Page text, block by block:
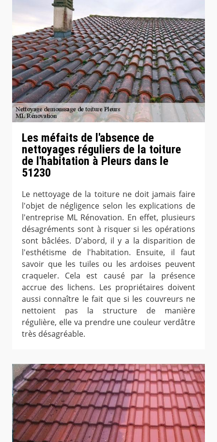
Les méfaits de l'absence de
nettoyages réguliers de la toiture
de l'habitation à Pleurs dans le
51230
Le nettoyage de la toiture ne doit jamais faire
l'objet de négligence selon les explications de
l'entreprise ML Rénovation. En effet, plusieurs
désagréments sont à risquer si les opérations
sont bâclées. D'abord, il y a la disparition de
l'esthétisme de l'habitation. Ensuite, il faut
savoir que les tuiles ou les ardoises peuvent
craqueler. Cela est causé par la présence
accrue des lichens. Les propriétaires doivent
aussi connaître le fait que si les couvreurs ne
nettoient pas la structure de manière
régulière, elle va prendre une couleur verdâtre
très désagréable.